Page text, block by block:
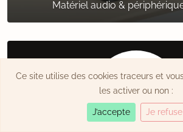
Matériel audio &
Ce site utilise des cookies traceurs et
les activer ou non :
J’accepte Je refuse